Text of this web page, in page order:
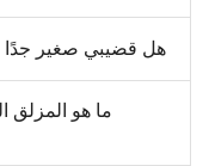
هل قضيبي صغير جدًا
ما هو المزلق